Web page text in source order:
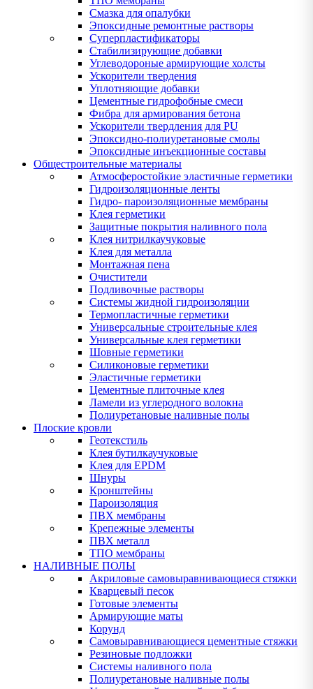
Смазка для опалубки
Эпоксидные ремонтные растворы
Суперпластификаторы
Стабилизирующие добавки
Углеводороные армирующие холсты
Ускорители твердения
Уплотняющие добавки
Цементные гидрофобные смеси
Фибра для армирования бетона
Ускорители твердления для PU
Эпоксидно-полиуретановые смолы
Эпоксидные инъекционные составы
Общестроительные материалы
Атмосферостойкие эластичные герметики
Гидроизоляционные ленты
Гидро- пароизоляционные мембраны
Клея герметики
Защитные покрытия наливного пола
Клея нитрилкаучуковые
Клея для металла
Монтажная пена
Очистители
Подливочные растворы
Системы жидной гидроизоляции
Термопластичные герметики
Универсальные строительные клея
Универсальные клея герметики
Шовные герметики
Силиконовые герметики
Эластичные герметики
Цементные плиточные клея
Ламели из углеродного волокна
Полиуретановые наливные полы
Плоские кровли
Геотекстиль
Клея бутилкаучуковые
Клея для EPDM
Шнуры
Кронштейны
Пароизоляция
ПВХ мембраны
Крепежные элементы
ПВХ металл
ТПО мембраны
НАЛИВНЫЕ ПОЛЫ
Акриловые самовыравнивающиеся стяжки
Кварцевый песок
Готовые элементы
Армирующие маты
Корунд
Самовыравнивающиеся цементные стяжки
Резиновые подложки
Системы наливного пола
Полиуретановые наливные полы